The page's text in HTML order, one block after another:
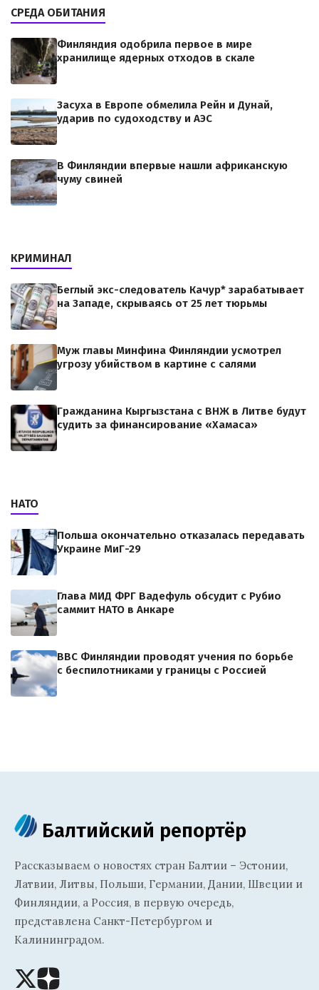
СРЕДА ОБИТАНИЯ
Финляндия одобрила первое в мире
хранилище ядерных отходов в скале
Засуха в Европе обмелила Рейн и Дунай,
ударив по судоходству и АЭС
В Финляндии впервые нашли африканскую
чуму свиней
КРИМИНАЛ
Беглый экс-следователь Качур* зарабатывает
на Западе, скрываясь от 25 лет тюрьмы
Муж главы Минфина Финляндии усмотрел
угрозу убийством в картине с салями
Гражданина Кыргызстана с ВНЖ в Литве будут
судить за финансирование «Хамаса»
НАТО
Польша окончательно отказалась передавать
Украине МиГ-29
Глава МИД ФРГ Вадефуль обсудит с Рубио
саммит НАТО в Анкаре
ВВС Финляндии проводят учения по борьбе
с беспилотниками у границы с Россией
Балтийский репортёр
Рассказываем о новостях стран Балтии – Эстонии,
Латвии, Литвы, Польши, Германии, Дании, Швеции и
Финляндии, а Россия, в первую очередь,
представлена Санкт-Петербургом и
Калининградом.